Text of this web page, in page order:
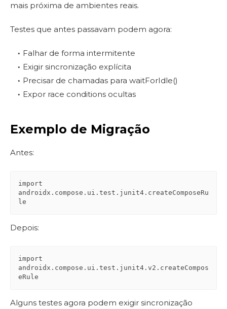
mais próxima de ambientes reais.
Testes que antes passavam podem agora:
Falhar de forma intermitente
Exigir sincronização explícita
Precisar de chamadas para waitForIdle()
Expor race conditions ocultas
Exemplo de Migração
Antes:
import
androidx.compose.ui.test.junit4.createComposeRu
le
Depois:
import
androidx.compose.ui.test.junit4.v2.createCompos
eRule
Alguns testes agora podem exigir sincronização